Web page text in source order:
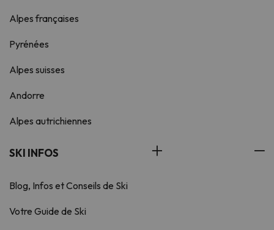
Alpes françaises
Pyrénées
Alpes suisses
Andorre
Alpes autrichiennes
SKI INFOS
Blog, Infos et Conseils de Ski
Votre Guide de Ski